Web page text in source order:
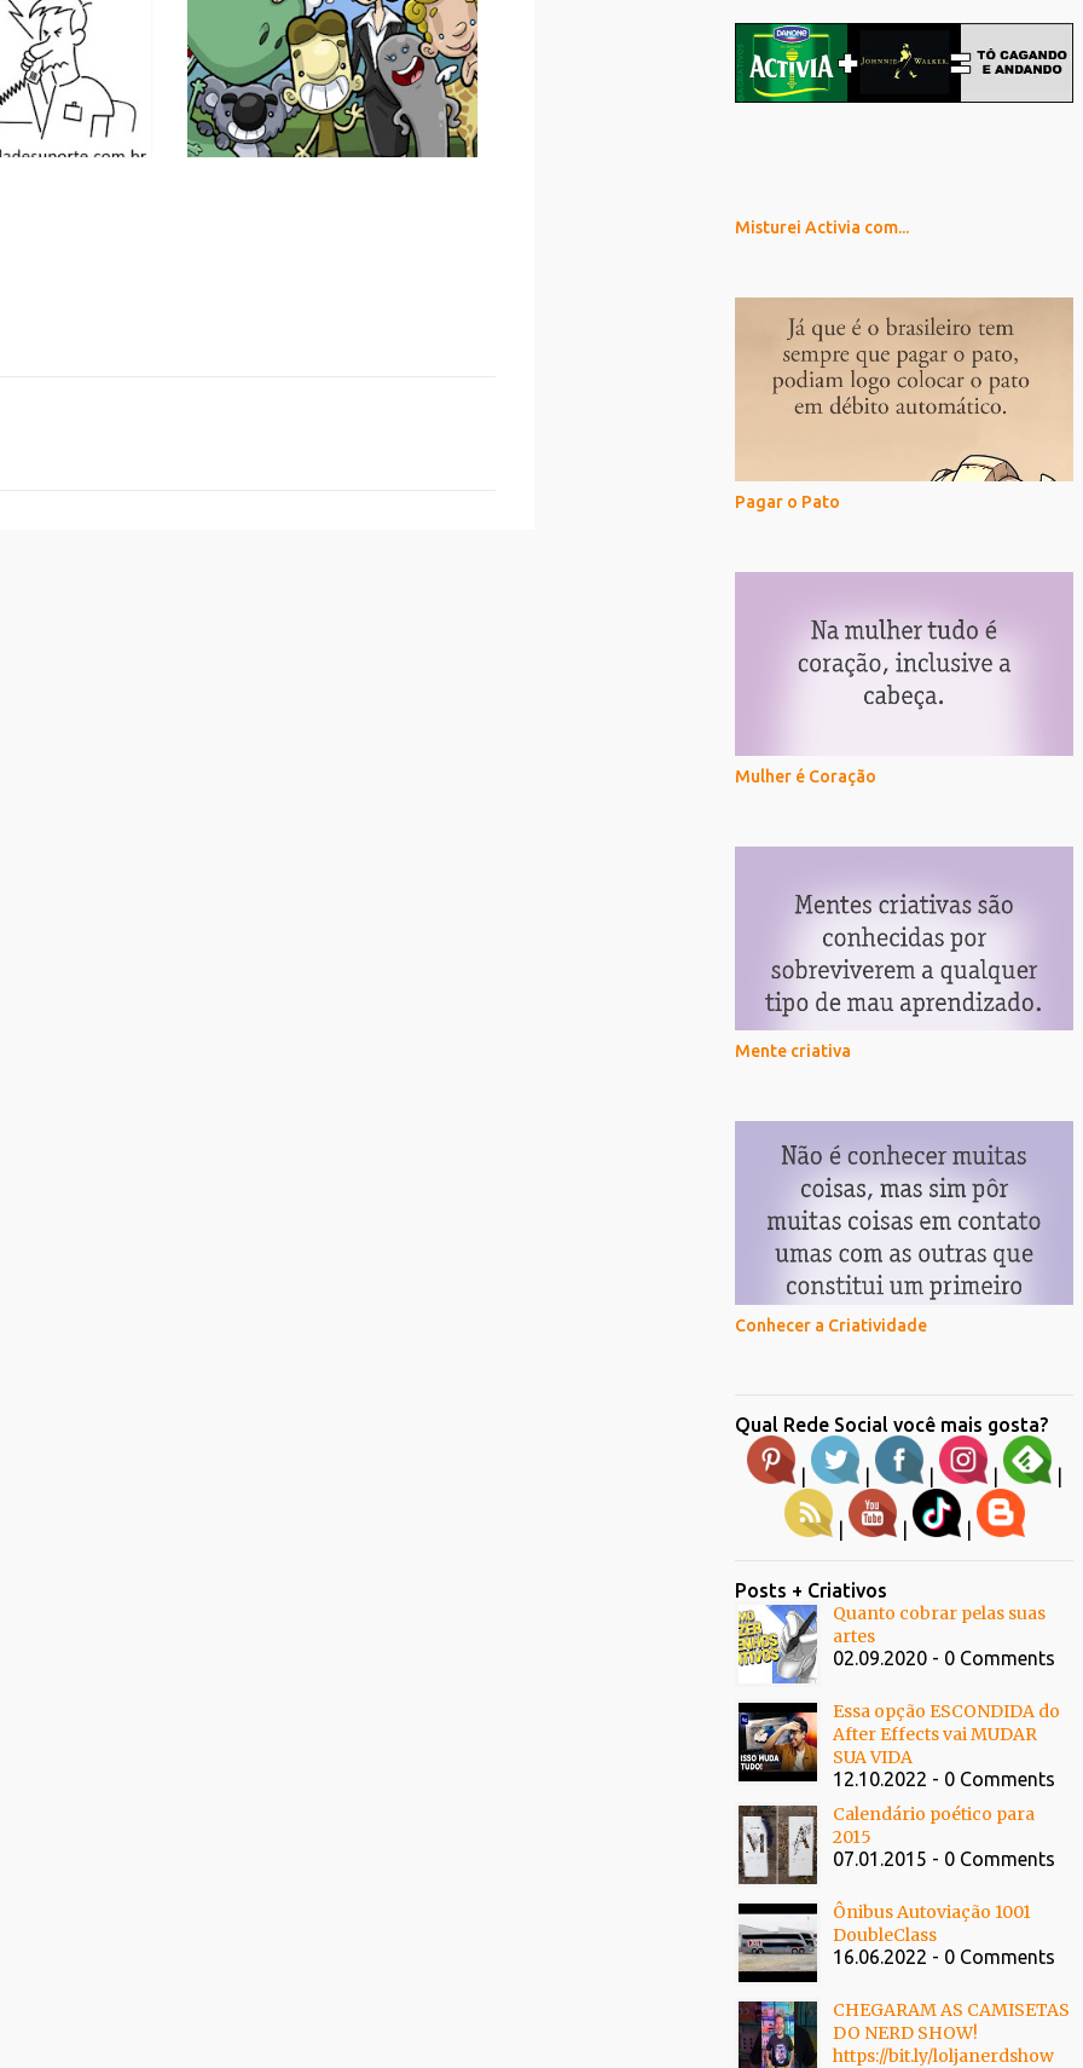
Misturei Activia com...
Pagar o Pato
Mulher é Coração
Mente criativa
Conhecer a Criatividade
Qual Rede Social você mais gosta?
| | | | |
| | |
Posts + Criativos
Quanto cobrar pelas suas
artes
02.09.2020 - 0 Comments
Essa opção ESCONDIDA do
After Effects vai MUDAR
SUA VIDA
12.10.2022 - 0 Comments
Calendário poético para
2015
07.01.2015 - 0 Comments
Ônibus Autoviação 1001
DoubleClass
16.06.2022 - 0 Comments
CHEGARAM AS CAMISETAS
DO NERD SHOW!
https://bit.ly/loljanerdshow